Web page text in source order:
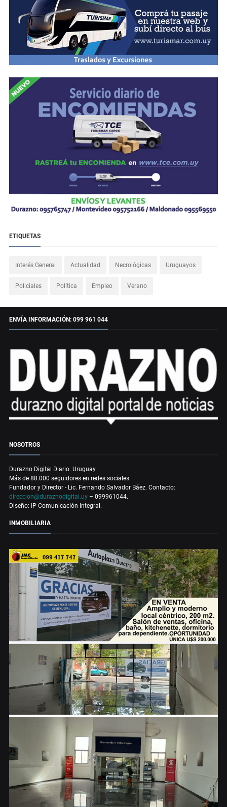
ETIQUETAS
Interés General Actualidad Necrológicas Uruguayos
Policiales Política Empleo Verano
ENVÍA INFORMACIÓN: 099 961 044
NOSOTROS
Durazno Digital Diario. Uruguay.
Más de 88.000 seguidores en redes sociales.
Fundador y Director - Lic. Fernando Salvador Báez. Contacto:
direccion@duraznodigital.uy – 099961044.
Diseño: IP Comunicación Integral.
INMOBILIARIA